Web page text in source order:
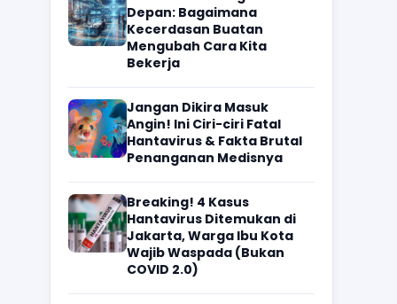
Depan: Bagaimana
Kecerdasan Buatan
Mengubah Cara Kita
Bekerja
Jangan Dikira Masuk
Angin! Ini Ciri-ciri Fatal
Hantavirus & Fakta Brutal
Penanganan Medisnya
Breaking! 4 Kasus
Hantavirus Ditemukan di
Jakarta, Warga Ibu Kota
Wajib Waspada (Bukan
COVID 2.0)